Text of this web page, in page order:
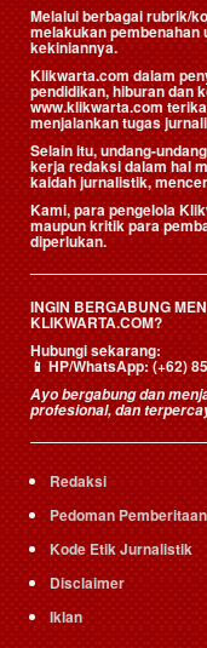
Melalui berbagai rubrik/
melakukan
kekiniannya.
Klikwarta.com dalam
pendidikan, hiburan dan
www.klikwarta.com
menjalankan tugas
Selain itu, undang-
kerja redaksi dalam hal
kaidah jurnalistik,
Kami, para pengelola
maupun kritik para
diperlukan.
INGIN BERGABUNG
KLIKWARTA.COM?
Hubungi sekarang:
📱HP/WhatsApp:(+62)
Ayo bergabung dan
profesional, dan
Redaksi
Pedoman
Kode Etik Jurnalistik
Disclaimer
Iklan